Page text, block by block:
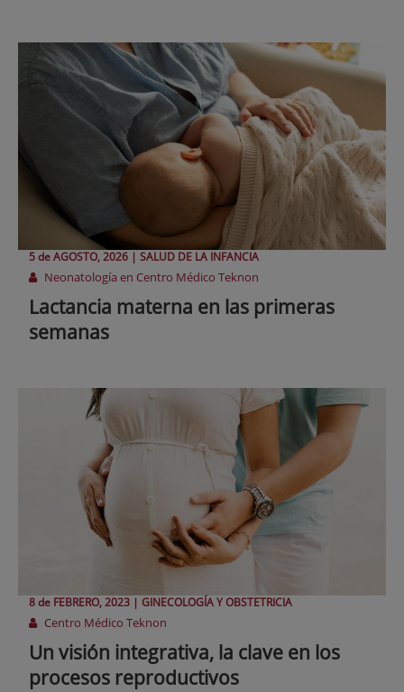
5 deAGOSTO, 2026 | SALUD DE LA INFANCIA
Neonatología en Centro Médico Teknon
Lactancia materna en las primeras
semanas
8 de FEBRERO, 2023 | GINECOLOGÍA Y OBSTETRICIA
Centro Médico Teknon
Un visión integrativa, la clave en los
procesos reproductivos